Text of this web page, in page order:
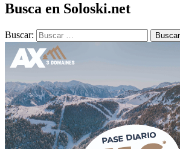
Busca en Soloski.net
Buscar: